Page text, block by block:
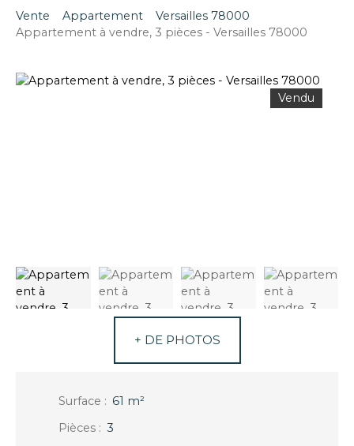
Vente Appartement
Versailles 78000
Appartement à vendre, 3 pièces - Versailles 78000
Vendu
+ DE PHOTOS
Surface : 61 m²
Pièces : 3